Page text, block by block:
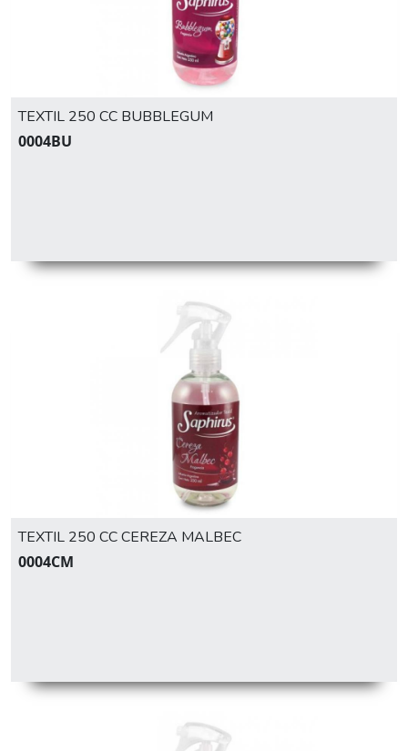
TEXTIL 250 CC BUBBLEGUM
0004BU
TEXTIL 250 CC CEREZA MALBEC
0004CM